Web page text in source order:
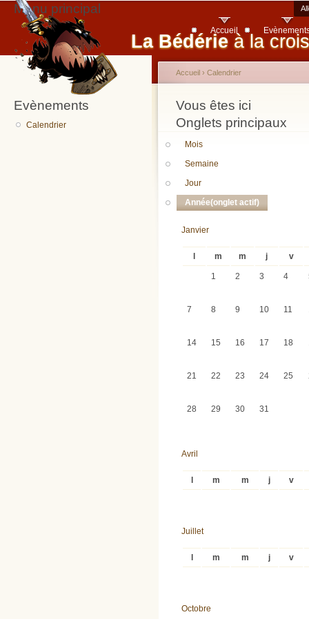
La Bédérie à la
Menu principal
Accueil
Evènements
Calendrier
Vous êtes ici
Accueil › Calendrier
Onglets principaux
Mois
Semaine
Jour
Année(onglet actif)
Janvier
m m j v
1 2 3 4
7 8 9 10 11
14 15 16 17 18
21 22 23 24 25
28 29 30 31
Avril
m m j v
Juillet
m m j v
Octobre